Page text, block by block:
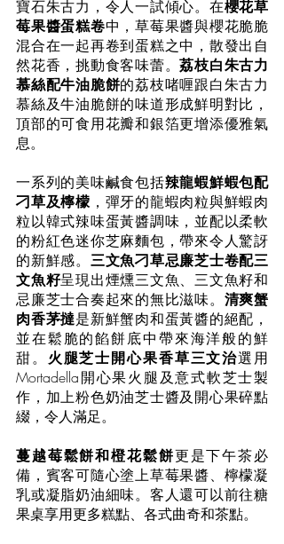
寶石朱古力，令人一試傾心。在櫻花草
莓果醬蛋糕卷中，草莓果醬與櫻花脆脆
混合在一起再卷到蛋糕之中，散發出自
然花香，挑動食客味蕾。荔枝白朱古力
慕絲配牛油脆餅的荔枝啫喱跟白朱古力
慕絲及牛油脆餅的味道形成鮮明對比，
頂部的可食用花瓣和銀箔更增添優雅氣
息。
一系列的美味鹹食包括辣龍蝦鮮蝦包配
刁草及檸檬，彈牙的龍蝦肉粒與鮮蝦肉
粒以韓式辣味蛋黃醬調味，並配以柔軟
的粉紅色迷你芝麻麵包，帶來令人驚訝
的新鮮感。 三文魚刁草忌廉芝士卷配三
文魚籽呈現出煙燻三文魚、三文魚籽和
忌廉芝士合奏起來的無比滋味。 清爽蟹
肉香茅撻是新鮮蟹肉和蛋黃醬的絕配，
並在鬆脆的餡餅底中帶來海洋般的鮮
甜。 火腿芝士開心果香草三文治選用
Mortadella開心果火腿及意式軟芝士製
作，加上粉色奶油芝士醬及開心果碎點
綴，令人滿足。
蔓越莓鬆餅和橙花鬆餅更是下午茶必
備，賓客可隨心塗上草莓果醬、檸檬凝
乳或凝脂奶油細味。客人還可以前往糖
果桌享用更多糕點、各式曲奇和茶點。